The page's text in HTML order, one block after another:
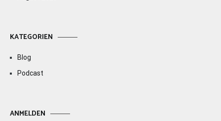
KATEGORIEN
Blog
Podcast
ANMELDEN